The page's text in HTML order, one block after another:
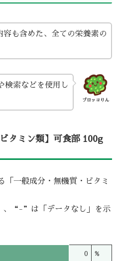
容も含めた、全ての栄養素の
ブロッコりん
検索などを使用し
タミン類】可食部 100g
「一般成分・無機質・ビタミ
“-”は「データなし」を示
0 %